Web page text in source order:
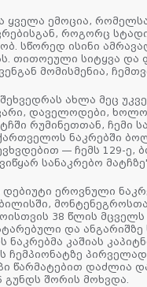
ყველა ემოცია,
როგორც
სწორედ ისინი
თითოეული სიტყვა და
მომისმენია,
ახლა მეც
დაველოდები, ხოლო
რუმინეთთან, ჩემი
ნაკრებში
— ჩემს 129-ე,
სანაკრებო
დებიუტი ეროვნული
38 წლის მცველს
და
კაშიას
ჩემპიონატზე პირველად
წარმატებით დაძლია
გუნდს შორის მოხვდა.